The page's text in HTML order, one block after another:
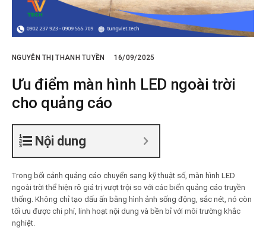
NGUYỄN THỊ THANH TUYỀN 16/09/2025
Ưu điểm màn hình LED ngoài trời
cho quảng cáo
Nội dung
Trong bối cảnh quảng cáo chuyển sang kỹ thuật số, màn hình LED
ngoài trời thể hiện rõ giá trị vượt trội so với các biển quảng cáo truyền
thống. Không chỉ tạo dấu ấn bằng hình ảnh sống động, sắc nét, nó còn
tối ưu được chi phí, linh hoạt nội dung và bền bỉ với môi trường khắc
nghiệt.